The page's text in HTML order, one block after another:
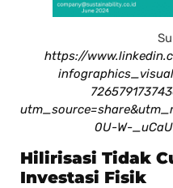
https://
0U-W-
Hilirisasi Tidak
Investasi Fisik